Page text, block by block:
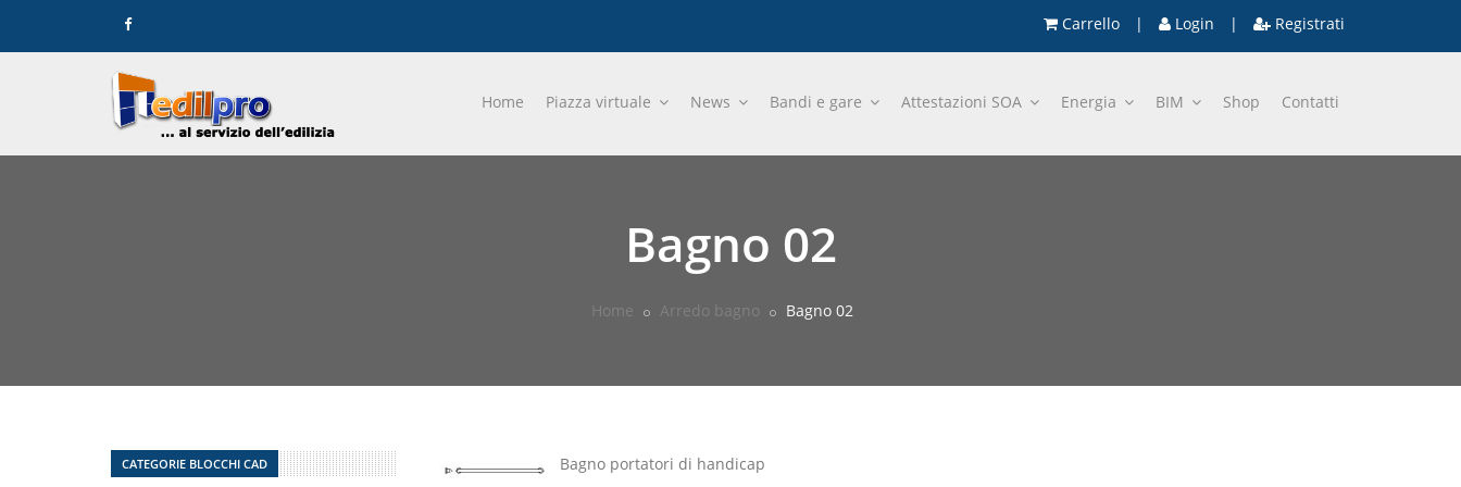
Carrello | Login | Registrati
Home Piazza virtuale News Bandi e gare Attestazioni SOA Energia BIM Shop Contatti
Bagno 02
Home Arredo bagno Bagno 02
Bagno portatori di handicap
CATEGORIE BLOCCHI CAD